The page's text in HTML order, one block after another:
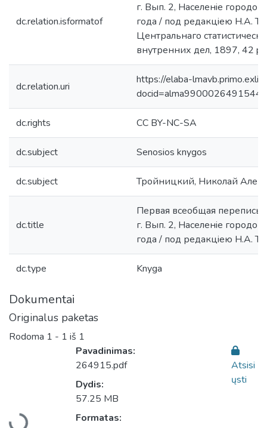
dc.relation.isformatof
г. Вып. 2, Населенiе
года / под редакцiею Н.А.
Центральнаго
внутренних дел, 1897, 42
dc.relation.uri
https://elaba-
dc.rights CC BY-NC-SA
dc.subject Senosios knygos
dc.subject Тройницкий, Николай
dc.title
Первая всеобщая перепись
г. Вып. 2, Населенiе
года / под редакцiею Н.А.
dc.type Knyga
Dokumentai
Originalus paketas
Rodoma 1 - 1 iš 1
Įkeliama...
Pavadinimas:
264915.pdf
Dydis:
57.25 MB
Formatas:
Atsisi
ųsti